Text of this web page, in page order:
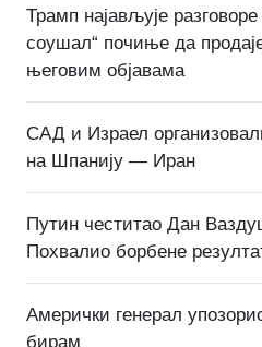
Трамп најављује
соушал“ почиње да
његовим објавама
САД и Израел
на Шпанију — Иран
Путин честитао Дан
Похвалио борбене
Амерички генерал
бирам